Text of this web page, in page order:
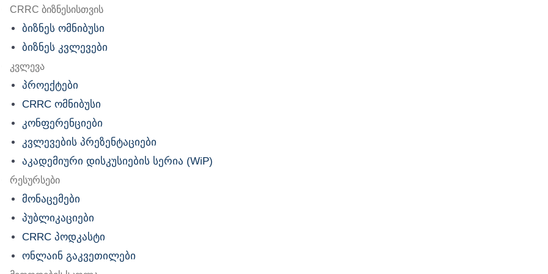
CRRC ბიზნესისთვის
ბიზნეს ომნიბუსი
ბიზნეს კვლევები
კვლევა
პროექტები
CRRC ომნიბუსი
კონფერენციები
კვლევების პრეზენტაციები
აკადემიური დისკუსიების სერია (WiP)
რესურსები
მონაცემები
პუბლიკაციები
CRRC პოდკასტი
ონლაინ გაკვეთილები